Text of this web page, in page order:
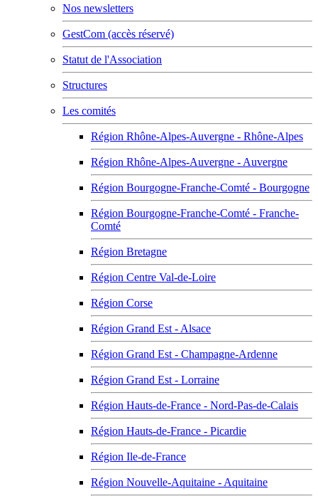
Nos newsletters
GestCom (accès réservé)
Statut de l'Association
Structures
Les comités
Région Rhône-Alpes-Auvergne - Rhône-Alpes
Région Rhône-Alpes-Auvergne - Auvergne
Région Bourgogne-Franche-Comté - Bourgogne
Région Bourgogne-Franche-Comté - Franche-
Comté
Région Bretagne
Région Centre Val-de-Loire
Région Corse
Région Grand Est - Alsace
Région Grand Est - Champagne-Ardenne
Région Grand Est - Lorraine
Région Hauts-de-France - Nord-Pas-de-Calais
Région Hauts-de-France - Picardie
Région Ile-de-France
Région Nouvelle-Aquitaine - Aquitaine